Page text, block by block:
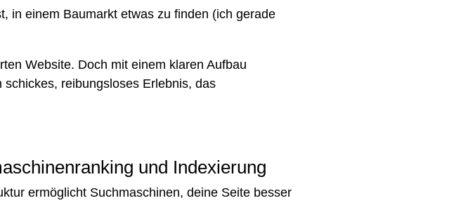
in einem Baumarkt etwas zu finden (ich gerade
Website. Doch mit einem klaren Aufbau
reibungsloses Erlebnis, das
und Indexierung
ermöglicht Suchmaschinen, deine Seite besser